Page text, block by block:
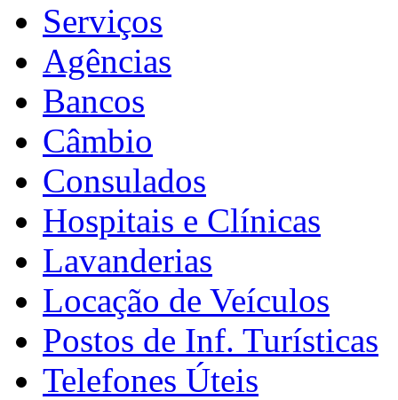
Serviços
Agências
Bancos
Câmbio
Consulados
Hospitais e Clínicas
Lavanderias
Locação de Veículos
Postos de Inf. Turísticas
Telefones Úteis